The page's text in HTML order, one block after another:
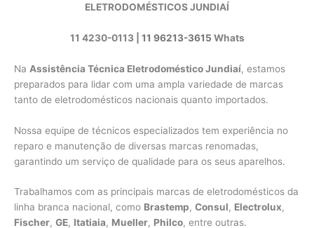
ELETRODOMÉSTICOS JUNDIAÍ
11 4230-0113 | 11 96213-3615 Whats
Na Assistência Técnica Eletrodoméstico Jundiaí, estamos
preparados para lidar com uma ampla variedade de marcas
tanto de eletrodomésticos nacionais quanto importados.
Nossa equipe de técnicos especializados tem experiência no
reparo e manutenção de diversas marcas renomadas,
garantindo um serviço de qualidade para os seus aparelhos.
Trabalhamos com as principais marcas de eletrodomésticos da
linha branca nacional, como Brastemp, Consul, Electrolux,
Fischer, GE, Itatiaia, Mueller, Philco, entre outras.